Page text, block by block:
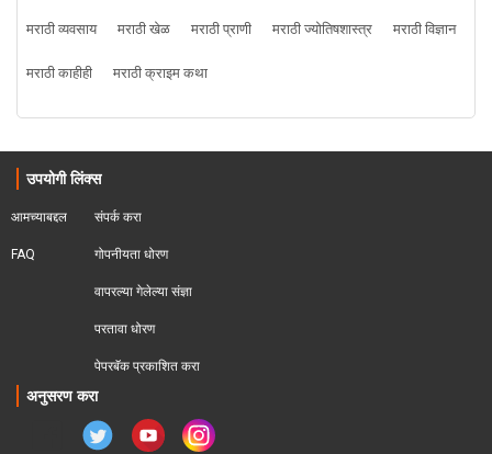
मराठी व्यवसाय
मराठी खेळ मराठी प्राणी मराठी ज्योतिषशास्त्र
मराठी विज्ञान
मराठी काहीही
मराठी क्राइम कथा
उपयोगी लिंक्स
आमच्याबद्दल
FAQ
संपर्क करा
गोपनीयता धोरण
वापरल्या गेलेल्या संज्ञा
परतावा धोरण
पेपरबॅक प्रकाशित करा
अनुसरण करा